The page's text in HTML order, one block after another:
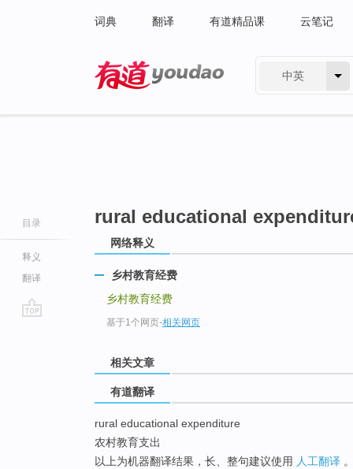
词典 翻译 有道精品课 云笔记
中英
目录
释义
翻译
rural educational
网络释义
乡村教育经费
乡村教育经费
基于1个网页-相关网页
相关文章
有道翻译
rural educational expenditure
农村教育支出
以上为机器翻译结果，长、整句建议使用 人工翻译